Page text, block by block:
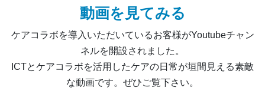
動画を見てみる
ケアコラボを導入いただいているお客様がYoutubeチャン
ネルを開設されました。
ICTとケアコラボを活用したケアの日常が垣間見える素敵
な動画です。ぜひご覧下さい。